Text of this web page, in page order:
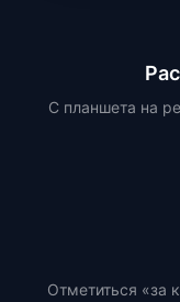
С планшета на
Отметиться «за